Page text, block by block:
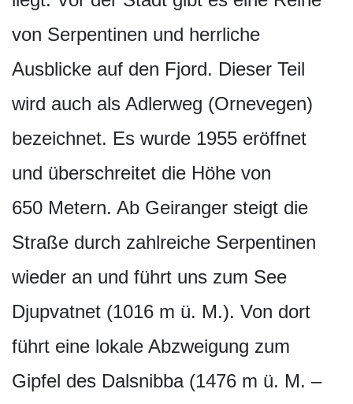
von Serpentinen und herrliche
Ausblicke auf den Fjord. Dieser Teil
wird auch als Adlerweg (Ornevegen)
bezeichnet. Es wurde 1955 eröffnet
und überschreitet die Höhe von
650 Metern. Ab Geiranger steigt die
Straße durch zahlreiche Serpentinen
wieder an und führt uns zum See
Djupvatnet (1016 m ü. M.). Von dort
führt eine lokale Abzweigung zum
Gipfel des Dalsnibba (1476 m ü. M. –